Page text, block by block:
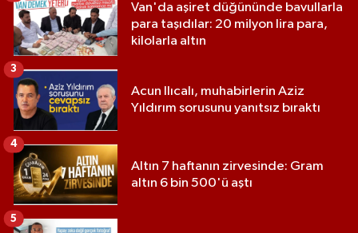
Van'da aşiret düğününde bavullarla
para taşıdılar: 20 milyon lira para,
kilolarla altın
Acun Ilıcalı, muhabirlerin Aziz
Yıldırım sorusunu yanıtsız bıraktı
3
Altın 7 haftanın zirvesinde: Gram
altın 6 bin 500'ü aştı
4
5